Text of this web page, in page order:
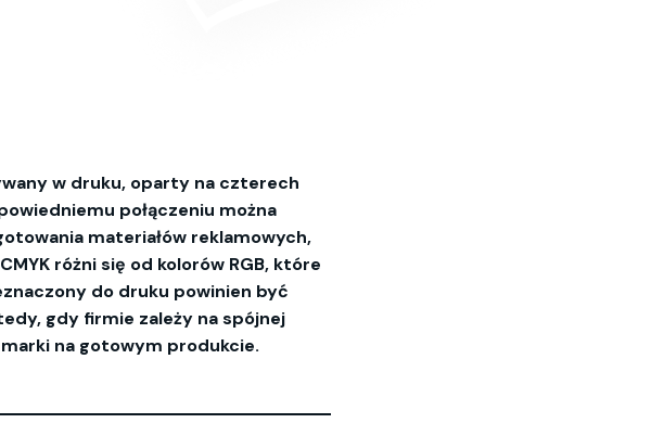
w druku, oparty na czterech
połączeniu można
materiałów reklamowych,
różni się od kolorów RGB, które
do druku powinien być
gdy firmie zależy na spójnej
na gotowym produkcie.